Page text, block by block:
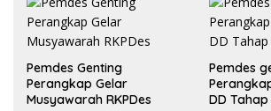
Pemdes Genting
Perangkap Gelar
Musyawarah RKPDes
Pemdes
DD